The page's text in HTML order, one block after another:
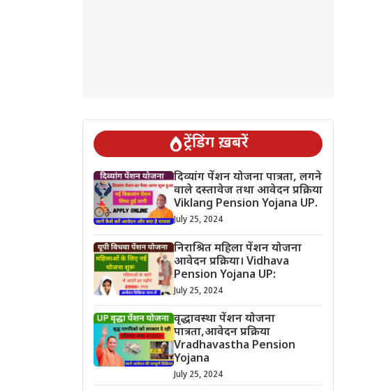
ट्रेंडिंग ख़बरें
दिव्यांग पेंशन योजना पात्रता, लगने
वाले दस्तावेज तथा आवेदन प्रक्रिया
Viklang Pension Yojana UP.
July 25, 2024
निराश्रित महिला पेंशन योजना
आवेदन प्रक्रिया। Vidhava
Pension Yojana UP:
July 25, 2024
वृद्धावस्था पेंशन योजना
पात्रता,आवेदन प्रक्रिया
Vradhavastha Pension
Yojana
July 25, 2024